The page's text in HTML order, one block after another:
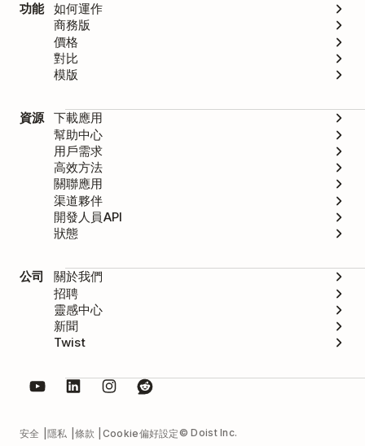
功能
如何運作
商務版
價格
對比
模版
資源
下載應用
幫助中心
用戶需求
高效方法
關聯應用
渠道夥伴
開發人員API
狀態
公司
關於我們
招聘
靈感中心
新聞
Twist
安全 隱私 條款 Cookie偏好設定© Doist Inc.